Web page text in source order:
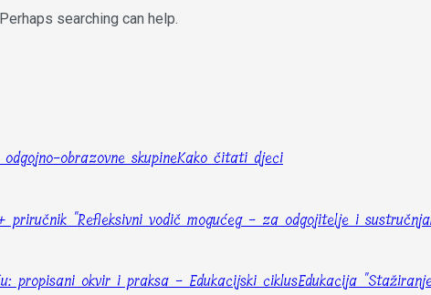
searching can help.
obrazovne skupineKako čitati djeci
"Refleksivni vodič mogućeg - za odgojitelje i
propisani okvir i praksa - Edukacijski ciklusEdukacija